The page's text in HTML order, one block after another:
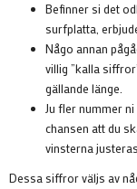
Befinner si det
surfplatta,
Någo annan
villig ”kalla
gällande länge.
Ju fler nummer
chansen att du
vinsterna
Dessa siffror väljs av